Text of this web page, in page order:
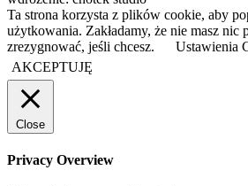
Ta strona korzysta z plików cookie, aby
użytkowania. Zakładamy, że nie masz nic
zrezygnować, jeśli chcesz.
Ustawienia
AKCEPTUJĘ
Close
Privacy Overview